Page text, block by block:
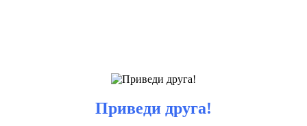
Приведи друга!